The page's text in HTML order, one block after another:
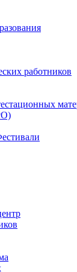
работников